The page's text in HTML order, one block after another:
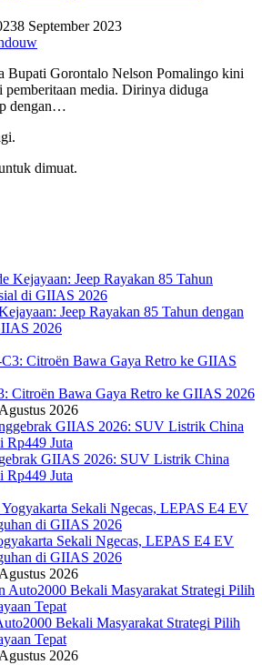
8 September 2023
Bupati Gorontalo Nelson Pomalingo kini
pemberitaan media. Dirinya diduga
dengan…
dimuat.
Jeep Rayakan 85 Tahun dengan
2026
Citroën Bawa Gaya Retro ke GIIAS 2026
2026
GIIAS 2026: SUV Listrik China
Juta
Sekali Ngecas, LEPAS E4 EV
di GIIAS 2026
2026
Bekali Masyarakat Strategi Pilih
Tepat
2026